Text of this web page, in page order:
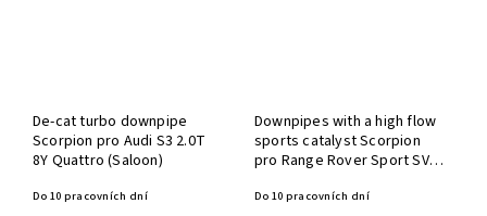
De-cat turbo downpipe
Scorpion pro Audi S3 2.0T
8Y Quattro (Saloon)
Do 10 pracovních dní
Downpipes with a high flow
sports catalyst Scorpion
pro Range Rover Sport SVR
Do 10 pracovních dní